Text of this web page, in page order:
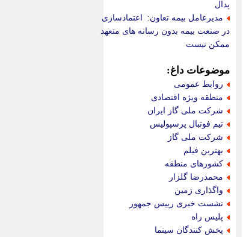
پدال
مدیرعامل بیمه تعاون: اعتمادسازی
در صنعت بیمه بدون رسانه های متعهد
ممکن نیست
موضوعات داغ:
روابط عمومی
منطقه ویژه اقتصادی
شرکت ملی گاز ایران
تیم فوتبال پرسپولیس
شرکت ملی گاز
بهترین فیلم
کشورهای منطقه
محمدرضا گلزار
واگذاری زمین
نشست خبری رییس جمهور
پلیس راه
پخش کنندگان سینما